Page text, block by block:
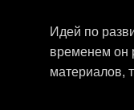
Идей по
временем он
материалов,